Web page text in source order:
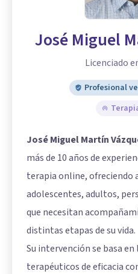
José Miguel
Licenciado
Profesional
José Miguel Martín
más de 10 años de
terapia online, ofreciendo
adolescentes, adultos,
que necesitan
distintas etapas de su vida.
Su intervención se basa
terapéuticos de eficacia